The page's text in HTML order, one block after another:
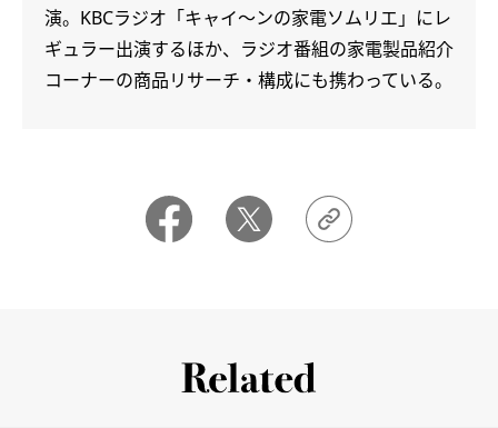
演。KBCラジオ「キャイ～ンの家電ソムリエ」にレ
ギュラー出演するほか、ラジオ番組の家電製品紹介
コーナーの商品リサーチ・構成にも携わっている。